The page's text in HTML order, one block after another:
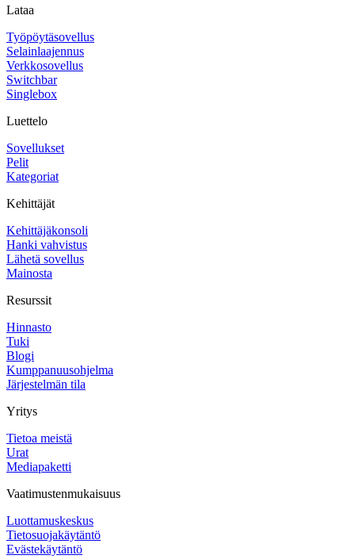
Lataa
Työpöytäsovellus
Selainlaajennus
Verkkosovellus
Switchbar
Singlebox
Luettelo
Sovellukset
Pelit
Kategoriat
Kehittäjät
Kehittäjäkonsoli
Hanki vahvistus
Lähetä sovellus
Mainosta
Resurssit
Hinnasto
Tuki
Blogi
Kumppanuusohjelma
Järjestelmän tila
Yritys
Tietoa meistä
Urat
Mediapaketti
Vaatimustenmukaisuus
Luottamuskeskus
Tietosuojakäytäntö
Evästekäytäntö